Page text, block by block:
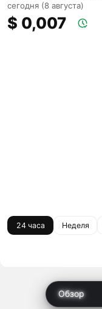
сегодня (8 августа)
$ 0,007
24 часа Неделя
Обзор